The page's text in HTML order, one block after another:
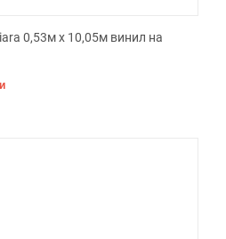
0,53м x 10,05м винил на